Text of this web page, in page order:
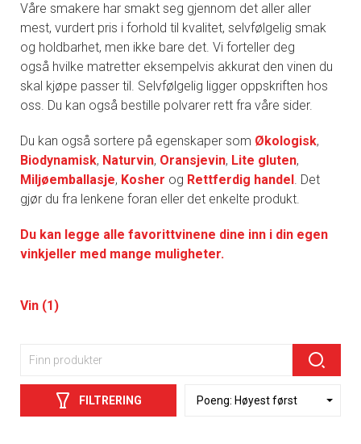
Våre smakere har smakt seg gjennom det aller aller
mest, vurdert pris i forhold til kvalitet, selvfølgelig smak
og holdbarhet, men ikke bare det. Vi forteller deg
også hvilke matretter eksempelvis akkurat den vinen du
skal kjøpe passer til. Selvfølgelig ligger oppskriften hos
oss. Du kan også bestille polvarer rett fra våre sider.
Du kan også sortere på egenskaper som Økologisk,
Biodynamisk, Naturvin, Oransjevin, Lite gluten,
Miljøemballasje, Kosher og Rettferdig handel. Det
gjør du fra lenkene foran eller det enkelte produkt.
Du kan legge alle favorittvinene dine inn i din egen
vinkjeller med mange muligheter.
Vin (1)
FILTRERING